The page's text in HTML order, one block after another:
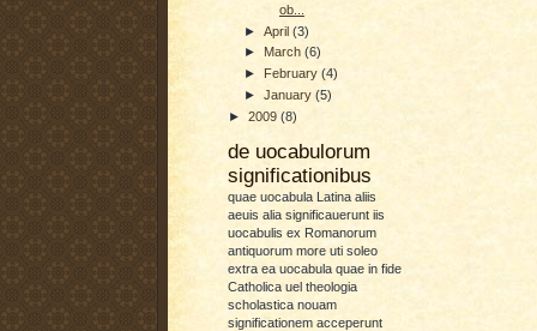
ob...
►April(3)
► March(6)
►
February(4)
►January(5)
► 2009 (8)
de uocabulorum
significationibus
quae uocabula Latina aliis
aeuis alia significauerunt iis
uocabulis ex Romanorum
antiquorum more uti soleo
extra ea uocabula quae in fide
Catholica uel theologia
scholastica nouam
significationem acceperunt